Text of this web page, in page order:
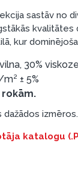
sastāv no
kvalitātes
kur
30%
± 5%
dažādos izmēros.
katalogu